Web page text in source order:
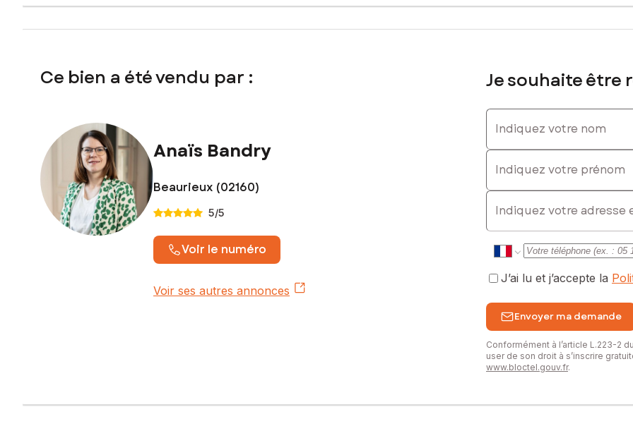
Ce bien a été vendu par :
Anaïs Bandry
Beaurieux (02160)
5/5
Voir le numéro
Voir ses autres annonces
Je souhaite être
Indiquez votre nom
Indiquez votre prénom
E-mail
J’ai lu et j’accepte la
Envoyer ma demande
Conformément à l’article L.223-2
user de son droit à s’inscrire
www.bloctel.gouv.fr.